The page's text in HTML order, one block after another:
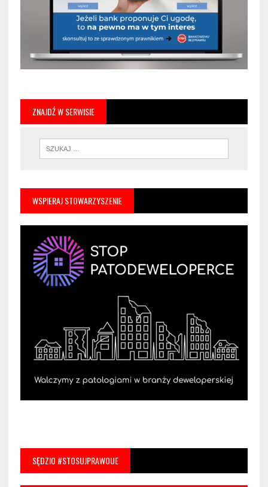
ZNAJDŹ W SERWISIE
WSPIERAJ STOWARZYSZENIE
SĘDZIO #STOSUJPRAWOUE